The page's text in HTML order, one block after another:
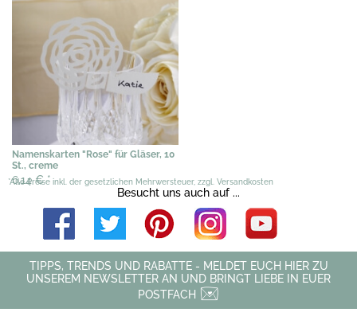
Namenskarten "Rose" für Gläser, 10
St., creme
6,14 €*
*Alle Preise inkl. der gesetzlichen Mehrwersteuer, zzgl. Versandkosten
Besucht uns auch auf ...
TIPPS, TRENDS UND RABATTE - MELDET EUCH HIER ZU
UNSEREM NEWSLETTER AN UND BRINGT LIEBE IN EUER
POSTFACH